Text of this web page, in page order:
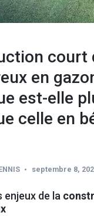
court
en
est-elle
celle en
septembre 8,
enjeux de la